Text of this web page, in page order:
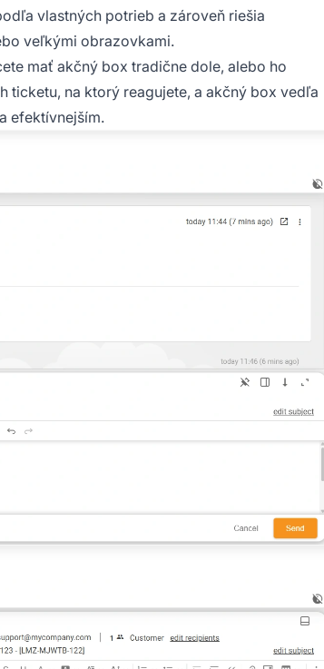
vlastných potrieb a zároveň riešia
veľkými obrazovkami.
mať akčný box tradične dole, alebo ho
ticketu, na ktorý reagujete, a akčný box vedľa
efektívnejším.